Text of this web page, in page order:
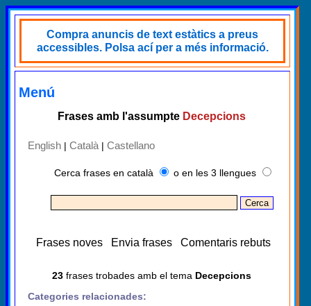
Compra anuncis de text estàtics a preus
accessibles. Polsa ací per a més informació.
Menú
Frases amb l'assumpte Decepcions
English | Català | Castellano
Cerca frases en català o en les 3 llengues
Frases noves Envia frases Comentaris rebuts
23 frases trobades amb el tema Decepcions
Categories relacionades: